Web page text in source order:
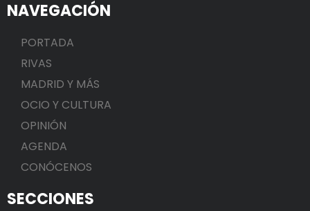
NAVEGACIÓN
PORTADA
RIVAS
MADRID Y MÁS
OCIO Y CULTURA
OPINIÓN
AGENDA
CONÓCENOS
SECCIONES